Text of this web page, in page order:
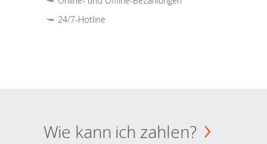
24/7-Hotline
Wie kann ich zahlen?